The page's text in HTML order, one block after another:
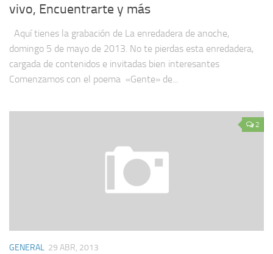
vivo, Encuentrarte y más
Aquí tienes la grabación de La enredadera de anoche,
domingo 5 de mayo de 2013. No te pierdas esta enredadera,
cargada de contenidos e invitadas bien interesantes
Comenzamos con el poema «Gente» de...
2
GENERAL 29 ABR, 2013